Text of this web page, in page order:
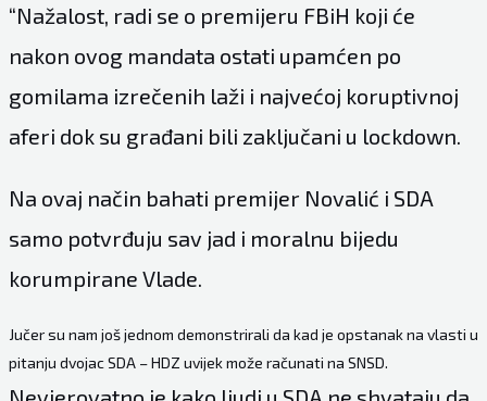
“Nažalost, radi se o premijeru FBiH koji će
nakon ovog mandata ostati upamćen po
gomilama izrečenih laži i najvećoj koruptivnoj
aferi dok su građani bili zaključani u lockdown.
Na ovaj način bahati premijer Novalić i SDA
samo potvrđuju sav jad i moralnu bijedu
korumpirane Vlade.
Jučer su nam još jednom demonstrirali da kad je opstanak na vlasti u
pitanju dvojac SDA – HDZ uvijek može računati na SNSD.